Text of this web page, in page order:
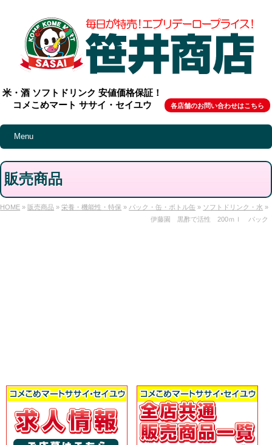
米・酒 ソフトドリンク 安値価格保証！
コメこめマート ササイ・セイユウ
各店舗のお問い合わせはこちら
Menu
販売商品
HOME » 販売商品 »栄養・機能性・特保 » パック・缶・ボトル缶 » ソフトドリンク・水 »
伊藤園 黒酢で活性 200ｍｌ パック